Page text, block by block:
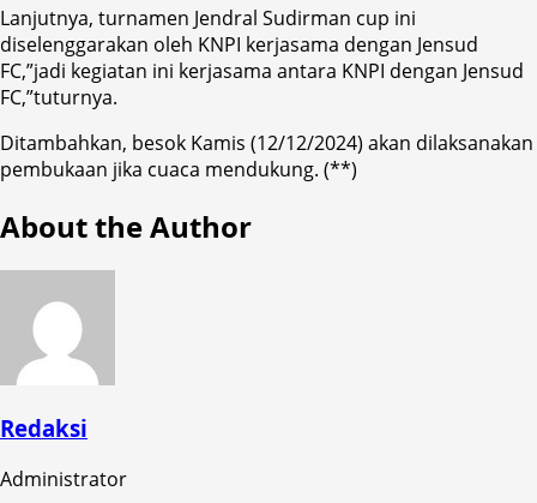
Lanjutnya, turnamen Jendral Sudirman cup ini
diselenggarakan oleh KNPI kerjasama dengan Jensud
FC,”jadi kegiatan ini kerjasama antara KNPI dengan Jensud
FC,”tuturnya.
Ditambahkan, besok Kamis (12/12/2024) akan dilaksanakan
pembukaan jika cuaca mendukung. (**)
About the Author
Redaksi
Administrator